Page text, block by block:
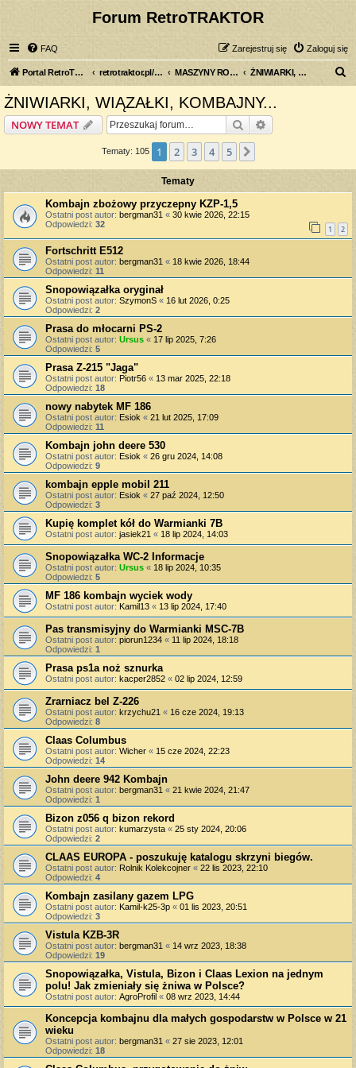
Forum RetroTRAKTOR
FAQ Zaloguj się
Zarejestruj się
Portal RetroTRAKTOR.pl retrotraktor.pl/forum MASZYNY ROLNICZE ŻNIWIARKI, WIĄZAŁKI, KOMBAJNY...
ŻNIWIARKI, WIĄZAŁKI, KOMBAJNY...
NOWY TEMAT Szukaj
Tematy: 105 1 2 3 4 5
Tematy
Kombajn zbożowy przyczepny KZP-1,5
Ostatni post autor: bergman31 « 30 kwie 2026, 22:15
Odpowiedzi: 32 1 2
Fortschritt E512
Ostatni post autor: bergman31 « 18 kwie 2026, 18:44
Odpowiedzi: 11
Snopowiązałka oryginał
Ostatni post autor: SzymonS « 16 lut 2026, 0:25
Odpowiedzi: 2
Prasa do młocarni PS-2
Ostatni post autor: Ursus « 17 lip 2025, 7:26
Odpowiedzi: 5
Prasa Z-215 "Jaga"
Ostatni post autor: Piotr56 « 13 mar 2025, 22:18
Odpowiedzi: 18
nowy nabytek MF 186
Ostatni post autor: Esiok « 21 lut 2025, 17:09
Odpowiedzi: 11
Kombajn john deere 530
Ostatni post autor: Esiok « 26 gru 2024, 14:08
Odpowiedzi: 9
kombajn epple mobil 211
Ostatni post autor: Esiok « 27 paź 2024, 12:50
Odpowiedzi: 3
Kupię komplet kół do Warmianki 7B
Ostatni post autor: jasiek21 « 18 lip 2024, 14:03
Snopowiązałka WC-2 Informacje
Ostatni post autor: Ursus « 18 lip 2024, 10:35
Odpowiedzi: 5
MF 186 kombajn wyciek wody
Ostatni post autor: Kamil13 « 13 lip 2024, 17:40
Pas transmisyjny do Warmianki MSC-7B
Ostatni post autor: piorun1234 « 11 lip 2024, 18:18
Odpowiedzi: 1
Prasa ps1a noż sznurka
Ostatni post autor: kacper2852 « 02 lip 2024, 12:59
Zrarniacz bel Z-226
Ostatni post autor: krzychu21 « 16 cze 2024, 19:13
Odpowiedzi: 8
Claas Columbus
Ostatni post autor: Wicher « 15 cze 2024, 22:23
Odpowiedzi: 14
John deere 942 Kombajn
Ostatni post autor: bergman31 « 21 kwie 2024, 21:47
Odpowiedzi: 1
Bizon z056 q bizon rekord
Ostatni post autor: kumarzysta « 25 sty 2024, 20:06
Odpowiedzi: 2
CLAAS EUROPA - poszukuję katalogu skrzyni biegów.
Ostatni post autor: Rolnik Kolekcojner « 22 lis 2023, 22:10
Odpowiedzi: 4
Kombajn zasilany gazem LPG
Ostatni post autor: Kamil-k25-3p « 01 lis 2023, 20:51
Odpowiedzi: 3
Vistula KZB-3R
Ostatni post autor: bergman31 « 14 wrz 2023, 18:38
Odpowiedzi: 19
Snopowiązałka, Vistula, Bizon i Claas Lexion na jednym
polu! Jak zmieniały się żniwa w Polsce?
Ostatni post autor: AgroProfil « 08 wrz 2023, 14:44
Koncepcja kombajnu dla małych gospodarstw w Polsce w 21
wieku
Ostatni post autor: bergman31 « 27 sie 2023, 12:01
Odpowiedzi: 18